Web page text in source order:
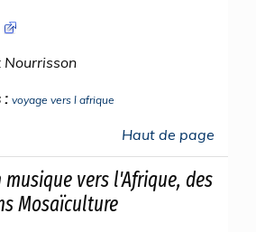
Nourrisson
: voyage vers l afrique
Haut de page
musique vers l'Afrique, des
Mosaïculture